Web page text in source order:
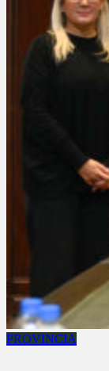
PROVINCIA